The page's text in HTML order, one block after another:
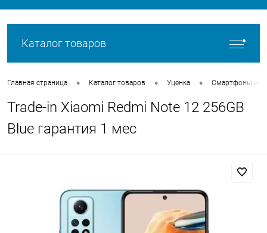
Каталог товаров
Главная страница • Каталог товаров • Уценка • Смартфоны из
Trade-in Xiaomi Redmi Note 12 256GB
Blue гарантия 1 мес
без переплат
Сегодня
в корзину
Оплачивайте сегодня только